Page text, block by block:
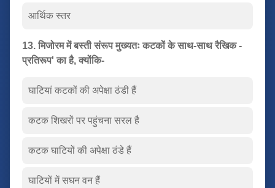
आर्थिक स्तर
13. मिजोरम में बस्ती संरूप मुख्यतः कटकों के साथ-साथ रैखिक -
प्रतिरूप' का है, क्योंकि-
घाटियां कटकों की अपेक्षा ठंडी हैं
कटक शिखरों पर पहुंचना सरल है
कटक घाटियों की अपेक्षा ठंडे हैं
घाटियों में सघन वन हैं